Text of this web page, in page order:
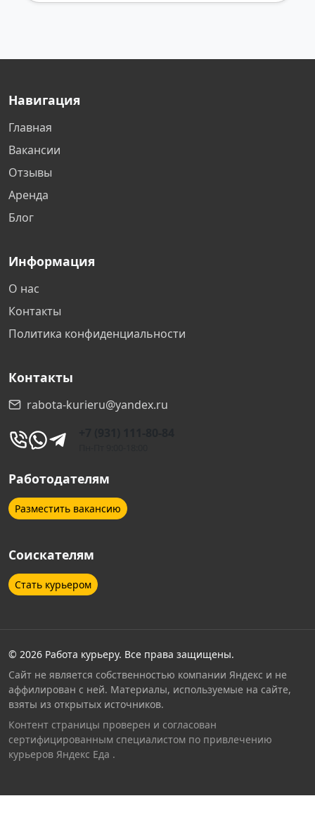
Навигация
Главная
Вакансии
Отзывы
Аренда
Блог
Информация
О нас
Контакты
Политика конфиденциальности
Контакты
rabota-kurieru@yandex.ru
Работодателям
Разместить вакансию
Соискателям
Стать курьером
© 2026 Работа курьеру. Все права защищены.
Сайт не является собственностью компании Яндекс и не
аффилирован с ней. Материалы, используемые на сайте,
взяты из открытых источников.
Контент страницы проверен и согласован
сертифицированным специалистом по привлечению
курьеров Яндекс Еда .